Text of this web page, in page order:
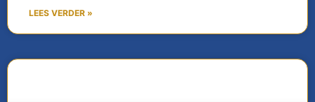
LEES VERDER »